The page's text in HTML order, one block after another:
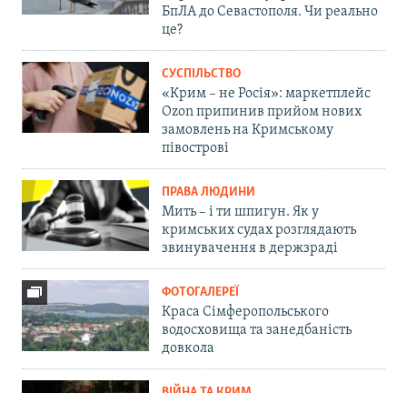
БпЛА до Севастополя. Чи реально
це?
СУСПІЛЬСТВО
«Крим – не Росія»: маркетплейс
Ozon припинив прийом нових
замовлень на Кримському
півострові
ПРАВА ЛЮДИНИ
Мить – і ти шпигун. Як у
кримських судах розглядають
звинувачення в держзраді
ФОТОГАЛЕРЕЇ
Краса Сімферопольського
водосховища та занедбаність
довкола